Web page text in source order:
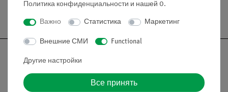
Nach oben
Политика конфиденциальности и нашей 0.
Важно Статистика Маркетинг
Внешние СМИ Functional
Другие настройки
Все принять